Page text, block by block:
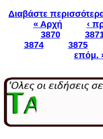
Διαβάστε
Pages
« Αρχή ‹
3870
3874
3875
επόμ.